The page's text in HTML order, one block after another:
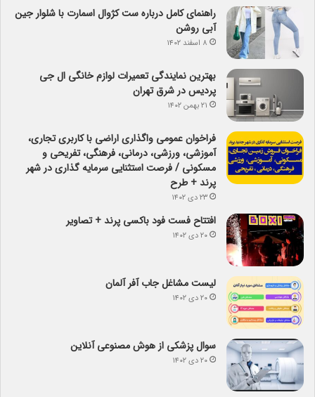
راهنمای کامل درباره ست کژوال اسمارت با شلوار جین
آبی روشن
۸ اسفند ۱۴۰۲
بهترین نمایندگی تعمیرات لوازم خانگی ال جی
پردیس در شرق تهران
۲۱ بهمن ۱۴۰۲
فراخوان عمومی واگذاری اراضی با کاربری تجاری،
آموزشی، ورزشی، درمانی، فرهنگی، تفریحی و
مسکونی / فرصت استثنایی سرمایه گذاری در شهر
پرند + طرح
۲۳ دی ۱۴۰۲
افتتاح فست فود باکسی پرند + تصاویر
۲۰ دی ۱۴۰۲
لیست مشاغل جاب آفر آلمان
۲۰ دی ۱۴۰۲
سوال پزشکی از هوش مصنوعی آنلاین
۲۰ دی ۱۴۰۲